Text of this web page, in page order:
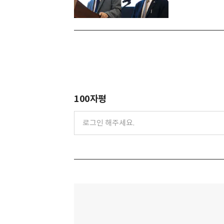
100자평